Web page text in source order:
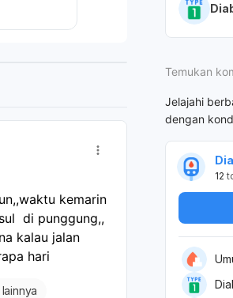
kemarin
di punggung,,
kalau jalan
hari
Temukan
Jelajahi
dengan
12